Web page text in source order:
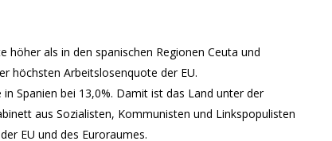
als in den spanischen Regionen Ceuta und
höchsten Arbeitslosenquote der EU.
Spanien bei 13,0%. Damit ist das Land unter der
aus Sozialisten, Kommunisten und Linkspopulisten
EU und des Euroraumes.